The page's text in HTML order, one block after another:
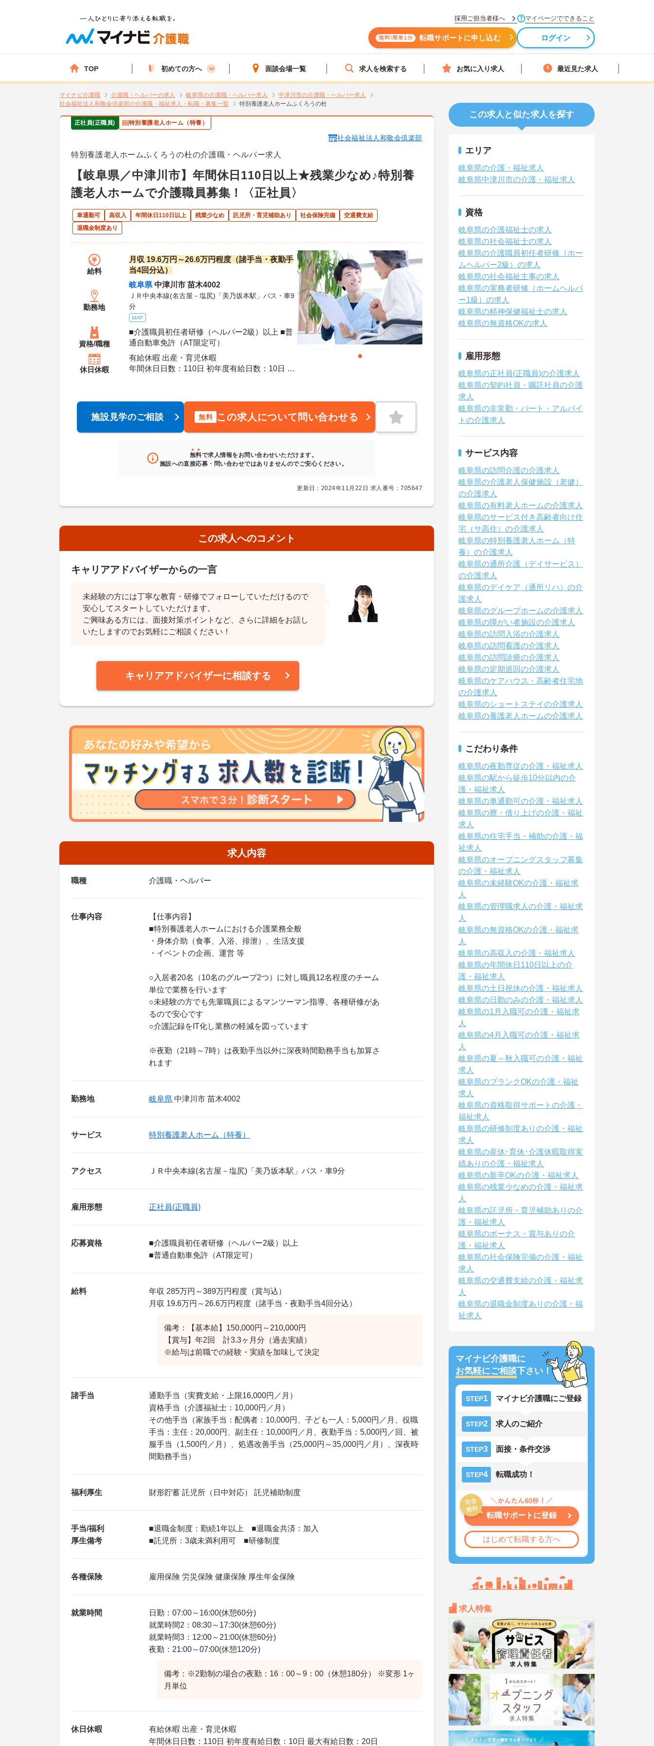
採用ご担当者様へ マイページでできること
無料!簡単1分 転職サポートに申し込む ログイン
TOP 初めての方へ 面談会場一覧 求人を検索する お気に入り求人 最近見た求人
マイナビ介護職 介護職・ヘルパーの求人 岐阜県の介護職・ヘルパー求人
中津川市の介護職・ヘルパー求人
社会福祉法人和敬会倶楽部の介護職・福祉求人・転職・募集一覧
特別養護老人ホームふくろうの杜
正社員(正職員) 特別養護老人ホーム（特養）
社会福祉法人和敬会倶楽部
特別養護老人ホームふくろうの杜の介護職・ヘルパー求人
【岐阜県／中津川市】年間休日110日以上★残業少なめ♪特別養
護老人ホームで介護職員募集！〈正社員〉
車通勤可 高収入 年間休日110日以上 残業少なめ 託児所・育児補助あり 社会保険完備
交通費支給
退職金制度あり
給料
月収 19.6万円～26.6万円程度（諸手当・夜勤手
当4回分込）
勤務地
岐阜県 中津川市 苗木4002
ＪＲ中央本線(名古屋－塩尻)「美乃坂本駅」バス・車9
分
MAP
資格/職種
■介護職員初任者研修（ヘルパー2級）以上 ■普
通自動車免許（AT限定可）
休日休暇
有給休暇 出産・育児休暇
年間休日日数：110日 初年度有給日数：10日 最
施設見学のご相談 無料 この求人について問い合わせる
無料で求人情報をお問い合わせいただけます。
施設への直接応募・問い合わせではありませんのでご安心ください。
更新日：2024年11月22日 求人番号：705647
この求人へのコメント
キャリアアドバイザーからの一言
未経験の方には丁寧な教育・研修でフォローしていただけるので
安心してスタートしていただけます。
ご興味ある方には、面接対策ポイントなど、さらに詳細をお話し
いたしますのでお気軽にご相談ください！
キャリアアドバイザーに相談する
求人内容
職種 介護職・ヘルパー
仕事内容
【仕事内容】
■特別養護老人ホームにおける介護業務全般
・身体介助（食事、入浴、排泄）、生活支援
・イベントの企画、運営 等
○入居者20名（10名のグループ2つ）に対し職員12名程度のチーム
単位で業務を行います
○未経験の方でも先輩職員によるマンツーマン指導、各種研修があ
るので安心です
○介護記録をIT化し業務の軽減を図っています
※夜勤（21時～7時）は夜勤手当以外に深夜時間勤務手当も加算さ
れます
勤務地 岐阜県 中津川市 苗木4002
サービス 特別養護老人ホーム（特養）
アクセス ＪＲ中央本線(名古屋－塩尻)「美乃坂本駅」バス・車9分
雇用形態 正社員(正職員)
応募資格
■介護職員初任者研修（ヘルパー2級）以上
■普通自動車免許（AT限定可）
給料
年収 285万円～389万円程度（賞与込）
月収 19.6万円～26.6万円程度（諸手当・夜勤手当4回分込）
備考：【基本給】150,000円～210,000円
【賞与】年2回 計3.3ヶ月分（過去実績）
※給与は前職での経験・実績を加味して決定
諸手当
通勤手当（実費支給・上限16,000円／月）
資格手当（介護福祉士：10,000円／月）
その他手当（家族手当：配偶者：10,000円、子ども一人：5,000円／月、役職
手当：主任：20,000円、副主任：10,000円／月、夜勤手当：5,000円／回、被
服手当（1,500円／月）、処遇改善手当（25,000円～35,000円／月）、深夜時
間勤務手当）
福利厚生 財形貯蓄 託児所（日中対応） 託児補助制度
手当/福利
厚生備考
■退職金制度：勤続1年以上 ■退職金共済：加入
■託児所：3歳未満利用可 ■研修制度
各種保険 雇用保険 労災保険 健康保険 厚生年金保険
就業時間
日勤：07:00～16:00(休憩60分)
就業時間2：08:30～17:30(休憩60分)
就業時間3：12:00～21:00(休憩60分)
夜勤：21:00～07:00(休憩120分)
備考：※2勤制の場合の夜勤：16：00～9：00（休憩180分） ※変形 1ヶ
月単位
休日休暇
有給休暇 出産・育児休暇
年間休日日数：110日 初年度有給日数：10日 最大有給日数：20日
この求人と似た求人を探す
エリア
岐阜県の介護・福祉求人
岐阜県中津川市の介護・福祉求人
資格
岐阜県の介護福祉士の求人
岐阜県の社会福祉士の求人
岐阜県の介護職員初任者研修（ホー
ムヘルパー2級）の求人
岐阜県の社会福祉主事の求人
岐阜県の実務者研修（ホームヘルパ
ー1級）の求人
岐阜県の精神保健福祉士の求人
岐阜県の無資格OKの求人
雇用形態
岐阜県の正社員(正職員)の介護求人
岐阜県の契約社員・嘱託社員の介護
求人
岐阜県の非常勤・パート・アルバイ
トの介護求人
サービス内容
岐阜県の訪問介護の介護求人
岐阜県の介護老人保健施設（老健）
の介護求人
岐阜県の有料老人ホームの介護求人
岐阜県のサービス付き高齢者向け住
宅（サ高住）の介護求人
岐阜県の特別養護老人ホーム（特
養）の介護求人
岐阜県の通所介護（デイサービス）
の介護求人
岐阜県のデイケア（通所リハ）の介
護求人
岐阜県のグループホームの介護求人
岐阜県の障がい者施設の介護求人
岐阜県の訪問入浴の介護求人
岐阜県の訪問看護の介護求人
岐阜県の訪問診療の介護求人
岐阜県の定期巡回の介護求人
岐阜県のケアハウス・高齢者住宅地
の介護求人
岐阜県のショートステイの介護求人
岐阜県の養護老人ホームの介護求人
こだわり条件
岐阜県の夜勤専従の介護・福祉求人
岐阜県の駅から徒歩10分以内の介
護・福祉求人
岐阜県の車通勤可の介護・福祉求人
岐阜県の寮・借り上げの介護・福祉
求人
岐阜県の住宅手当・補助の介護・福
祉求人
岐阜県のオープニングスタッフ募集
の介護・福祉求人
岐阜県の未経験OKの介護・福祉求
人
岐阜県の管理職求人の介護・福祉求
人
岐阜県の無資格OKの介護・福祉求
人
岐阜県の高収入の介護・福祉求人
岐阜県の年間休日110日以上の介
護・福祉求人
岐阜県の土日祝休の介護・福祉求人
岐阜県の日勤のみの介護・福祉求人
岐阜県の1月入職可の介護・福祉求
人
岐阜県の4月入職可の介護・福祉求
人
岐阜県の夏～秋入職可の介護・福祉
求人
岐阜県のブランクOKの介護・福祉
求人
岐阜県の資格取得サポートの介護・
福祉求人
岐阜県の研修制度ありの介護・福祉
求人
岐阜県の産休･育休･介護休暇取得実
績ありの介護・福祉求人
岐阜県の新卒OKの介護・福祉求人
岐阜県の残業少なめの介護・福祉求
人
岐阜県の託児所・育児補助ありの介
護・福祉求人
岐阜県のボーナス・賞与ありの介
護・福祉求人
岐阜県の社会保険完備の介護・福祉
求人
岐阜県の交通費支給の介護・福祉求
人
岐阜県の退職金制度ありの介護・福
祉求人
マイナビ介護職に
お気軽にご相談下さい！
STEP1 マイナビ介護職にご登録
STEP2 求人のご紹介
STEP3 面接・条件交渉
STEP4 転職成功！
転職サポートに登録
はじめて転職する方へ
求人特集